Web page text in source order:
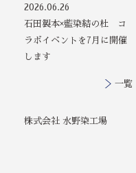
2026.06.26
石田製本×藍染結の杜 コ
ラボイベントを7月に開催
します
一覧
株式会社 水野染工場